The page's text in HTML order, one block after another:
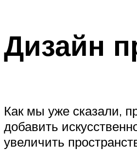
Дизайн
Как мы уже сказали,
добавить
увеличить